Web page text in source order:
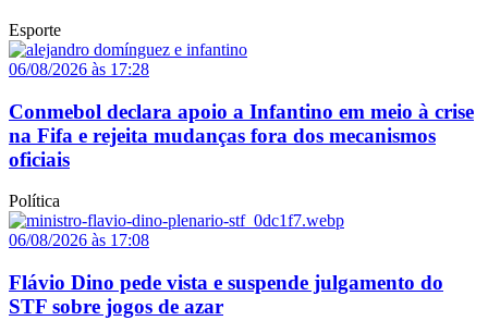
Esporte
06/08/2026 às 17:28
Conmebol declara apoio a Infantino em meio à crise
na Fifa e rejeita mudanças fora dos mecanismos
oficiais
Política
06/08/2026 às 17:08
Flávio Dino pede vista e suspende julgamento do
STF sobre jogos de azar